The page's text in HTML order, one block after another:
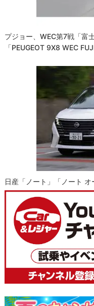
プジョー、WEC第7戦「富
「PEUGEOT 9X8 WEC
日産「ノート」「ノート